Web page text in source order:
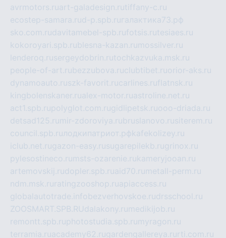
avrmotors.ruart-galadesign.rutiffany-c.ru
ecostep-samara.rud-p.spb.ru галактика73.рф
sko.com.rudavitamebel-spb.rufotsis.rutesiaes.ru
kokoroyari.spb.rublesna-kazan.ru mossilver.ru
lenderoq.rusergeydobrin.rutochkazvuka.msk.ru
people-of-art.rubezzubova.ruclubtibet.ruorior-aks.ru
dynamoauto.ruszk-favorit.rucarlines.ruflatnsk.ru
kingbolenskaner.rualex-motor.ruastroline.net.ru
act1.spb.rupolyglot.com.rugidlipetsk.ruooo-driada.ru
detsad125.ru mir-zdoroviya.rubruslanovo.rusiterem.ru
council.spb.ruлодкипатриот.рфkafekolizey.ru
iclub.net.rugazon-easy.rusugarepilekb.rugrinox.ru
pylesostineco.ru msts-ozarenie.rukameryjooan.ru
artemovskij.rudopler.spb.ruaid70.ru metall-perm.ru
ndm.msk.ru ratingzooshop.ruapiaccess.ru
globalautotrade.info bezverhovskoe.rudrsschool.ru
ZOOSMART.SPB.RUdalakony.ru medikijob.ru
remontt.spb.ruphotostudia.spb.ru myragon.ru
terramia.ruacademy62.rugardengallereya.ru rti.com.ru